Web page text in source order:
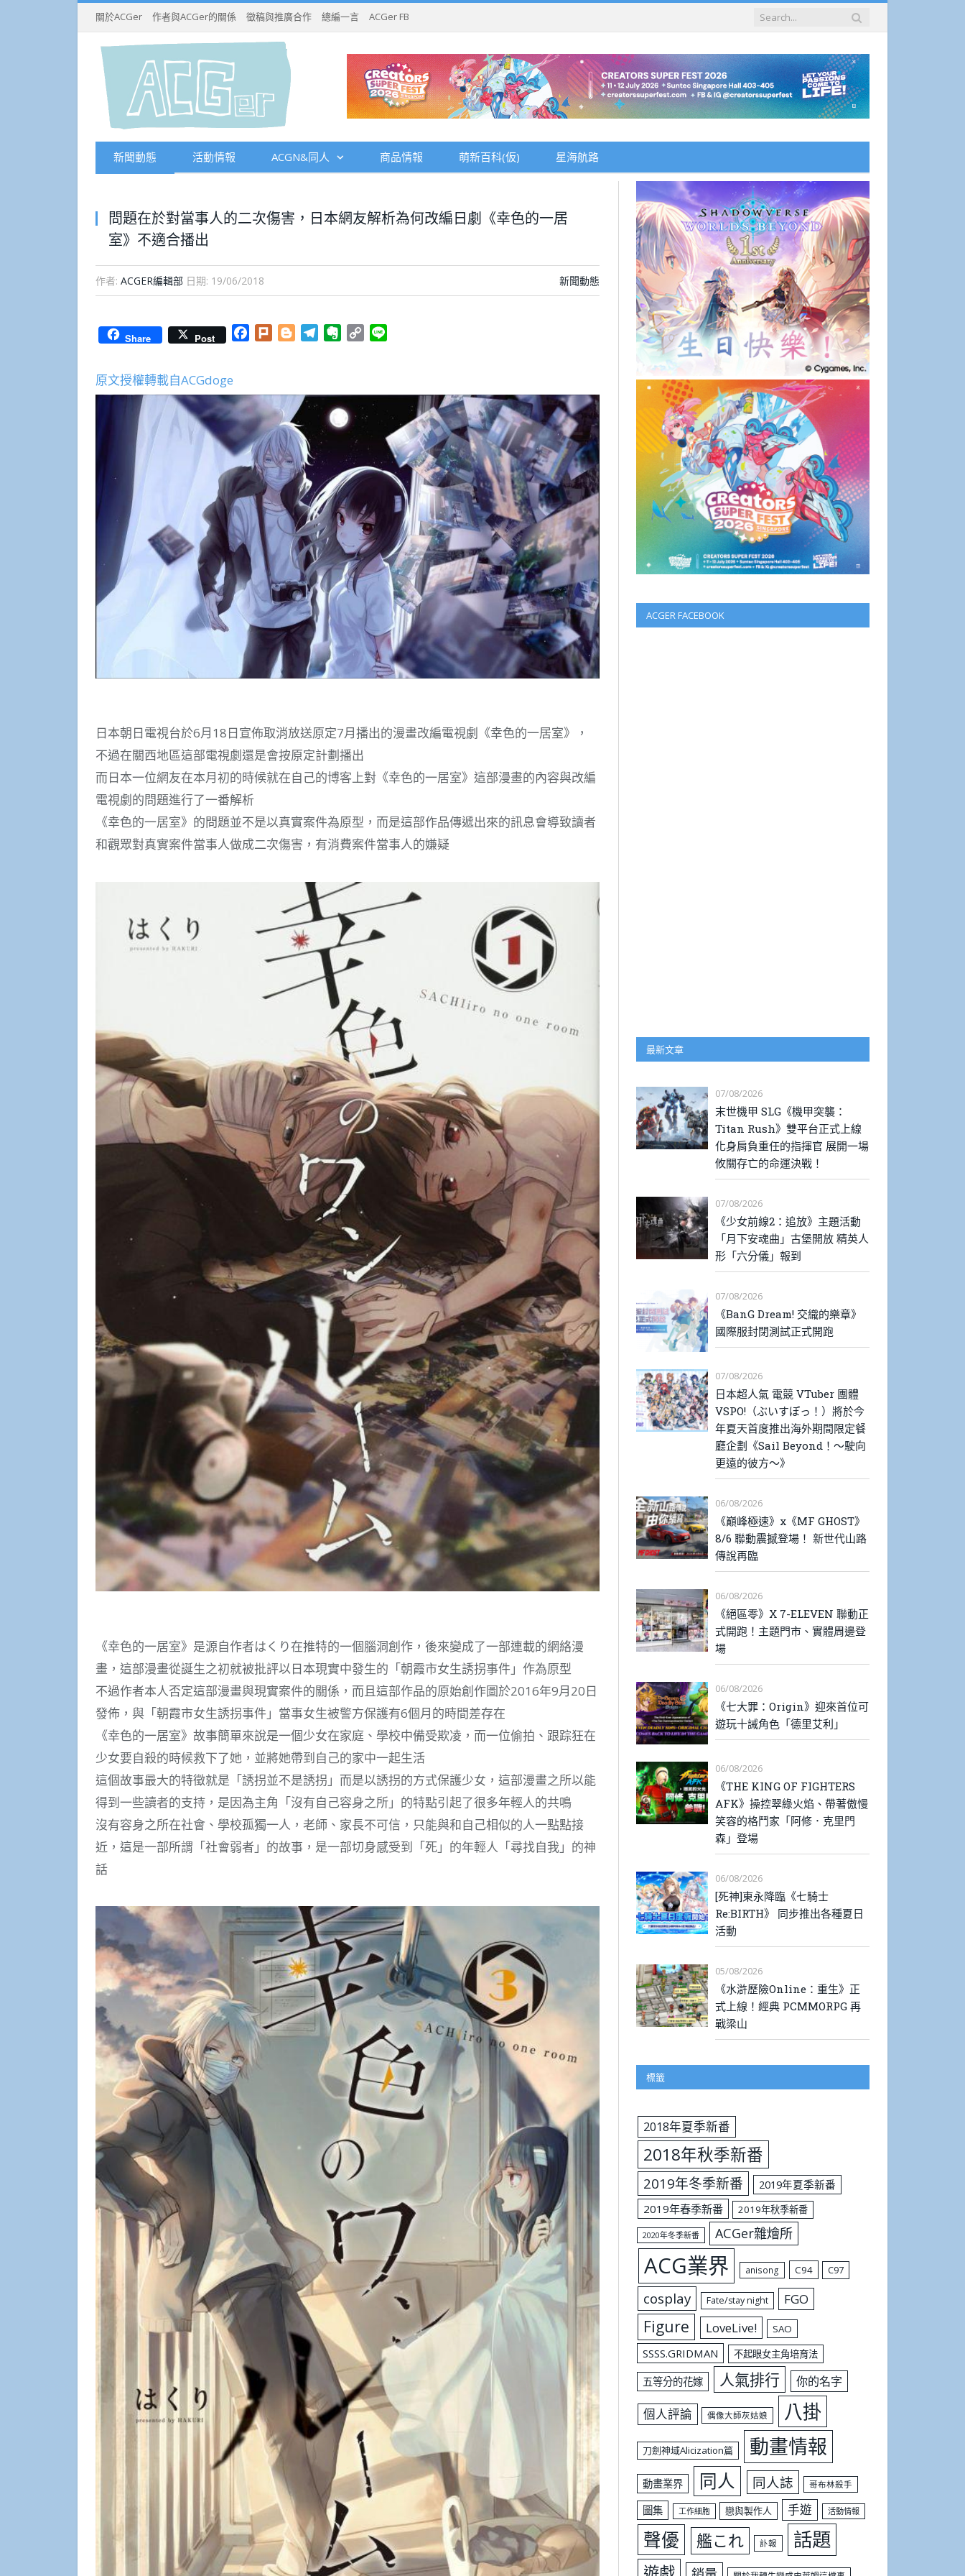
關於ACGer 作者與ACGer的關係 徵稿與推廣合作 總編一言 ACGer FB
新聞動態 活動情報 ACGN&同人 商品情報 萌新百科(仮) 星海航路
問題在於對當事人的二次傷害，日本網友解析為何改編日劇《幸色的一居
室》不適合播出
作者: ACGER編輯部 日期: 19/06/2018 新聞動態
Share Post Facebook
Plurk BloggerTelegramEvernote
Copy
原文授權轉載自ACGdoge
日本朝日電視台於6月18日宣佈取消放送原定7月播出的漫畫改編電視劇《幸色的一居室》，
不過在關西地區這部電視劇還是會按原定計劃播出
而日本一位網友在本月初的時候就在自己的博客上對《幸色的一居室》這部漫畫的內容與改編
電視劇的問題進行了一番解析
《幸色的一居室》的問題並不是以真實案件為原型，而是這部作品傳遞出來的訊息會導致讀者
和觀眾對真實案件當事人做成二次傷害，有消費案件當事人的嫌疑
《幸色的一居室》是源自作者はくり在推特的一個腦洞創作，後來變成了一部連載的網絡漫
畫，這部漫畫從誕生之初就被批評以日本現實中發生的「朝霞市女生誘拐事件」作為原型
不過作者本人否定這部漫畫與現實案件的關係，而且這部作品的原始創作圖於2016年9月20日
發佈，與「朝霞市女生誘拐事件」當事女生被警方保護有6個月的時間差存在
《幸色的一居室》故事簡單來說是一個少女在家庭、學校中備受欺凌，而一位偷拍、跟踪狂在
少女要自殺的時候救下了她，並將她帶到自己的家中一起生活
這個故事最大的特徵就是「誘拐並不是誘拐」而是以誘拐的方式保護少女，這部漫畫之所以能
得到一些讀者的支持，是因為主角「沒有自己容身之所」的特點引起了很多年輕人的共鳴
沒有容身之所在社會、學校孤獨一人，老師、家長不可信，只能與和自己相似的人一點點接
近，這是一部所謂「社會弱者」的故事，是一部切身感受到「死」的年輕人「尋找自我」的神
話
ACGER FACEBOOK
最新文章
07/08/2026
末世機甲 SLG《機甲突襲：
Titan Rush》雙平台正式上線
化身肩負重任的指揮官 展開一場
攸關存亡的命運決戰！
07/08/2026
《少女前線2：追放》主題活動
「月下安魂曲」古堡開放 精英人
形「六分儀」報到
07/08/2026
《BanG Dream! 交織的樂章》
國際服封閉測試正式開跑
07/08/2026
日本超人氣 電競 VTuber 團體
VSPO!（ぶいすぽっ！）將於今
年夏天首度推出海外期間限定餐
廳企劃《Sail Beyond！～駛向
更遠的彼方～》
06/08/2026
《巔峰極速》x《MF GHOST》
8/6 聯動震撼登場！ 新世代山路
傳說再臨
06/08/2026
《絕區零》X 7-ELEVEN 聯動正
式開跑！主題門市、實體周邊登
場
06/08/2026
《七大罪：Origin》迎來首位可
遊玩十誡角色「德里艾利」
06/08/2026
《THE KING OF FIGHTERS
AFK》操控翠綠火焰、帶著傲慢
笑容的格鬥家「阿修．克里門
森」登場
06/08/2026
[死神]東永降臨《七騎士
Re:BIRTH》 同步推出各種夏日
活動
05/08/2026
《水滸歷險Online：重生》正
式上線！經典 PCMMORPG 再
戰梁山
標籤
2018年夏季新番
2018年秋季新番
2019年冬季新番
2019年夏季新番
2019年春季新番
2019年秋季新番
2020年冬季新番 ACGer雜燴所
ACG業界 anisong C94 C97
cosplay Fate/stay night FGO
Figure LoveLive! SAO
SSSS.GRIDMAN 不起眼女主角培育法
五等分的花嫁 人氣排行 你的名字
個人評論 偶像大師灰姑娘 八掛
刀劍神域Alicization篇 動畫情報
動畫業界 同人 同人誌 哥布林殺手
圖集 工作細胞 戀與製作人 手遊 活動情報
聲優 艦これ 訃報 話題